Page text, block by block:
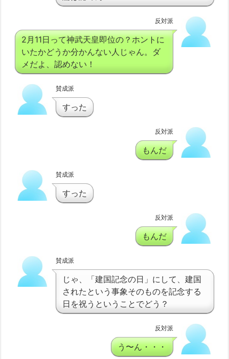
反対派
2月11日って神武天皇即位の？ホントに
いたかどうか分かんない人じゃん。ダ
メだよ、認めない！
賛成派
すった
反対派
もんだ
賛成派
すった
反対派
もんだ
賛成派
じゃ、「建国記念の日」にして、建国
されたという事象そのものを記念する
日を祝うということでどう？
反対派
う〜ん・・・